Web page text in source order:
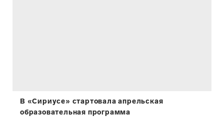
В «Сириусе» стартовала апрельская
образовательная программа